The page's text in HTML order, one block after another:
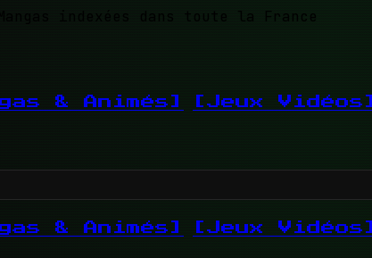
indexées dans toute la France
& Animés] [Jeux Vidéos]
& Animés] [Jeux Vidéos]